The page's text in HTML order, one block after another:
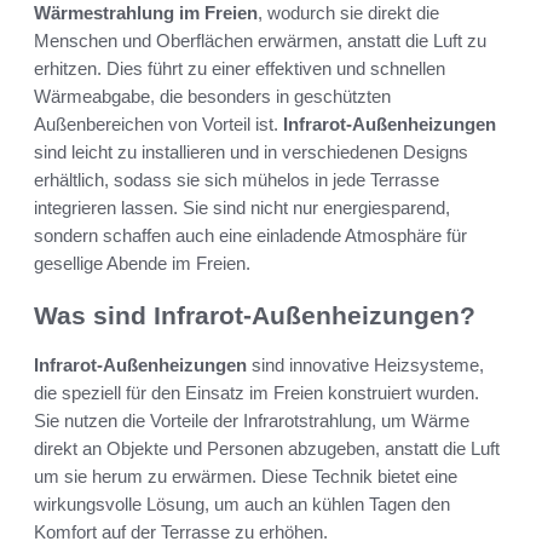
Wärmestrahlung im Freien, wodurch sie direkt die
Menschen und Oberflächen erwärmen, anstatt die Luft zu
erhitzen. Dies führt zu einer effektiven und schnellen
Wärmeabgabe, die besonders in geschützten
Außenbereichen von Vorteil ist. Infrarot-Außenheizungen
sind leicht zu installieren und in verschiedenen Designs
erhältlich, sodass sie sich mühelos in jede Terrasse
integrieren lassen. Sie sind nicht nur energiesparend,
sondern schaffen auch eine einladende Atmosphäre für
gesellige Abende im Freien.
Was sind Infrarot-Außenheizungen?
Infrarot-Außenheizungen sind innovative Heizsysteme,
die speziell für den Einsatz im Freien konstruiert wurden.
Sie nutzen die Vorteile der Infrarotstrahlung, um Wärme
direkt an Objekte und Personen abzugeben, anstatt die Luft
um sie herum zu erwärmen. Diese Technik bietet eine
wirkungsvolle Lösung, um auch an kühlen Tagen den
Komfort auf der Terrasse zu erhöhen.